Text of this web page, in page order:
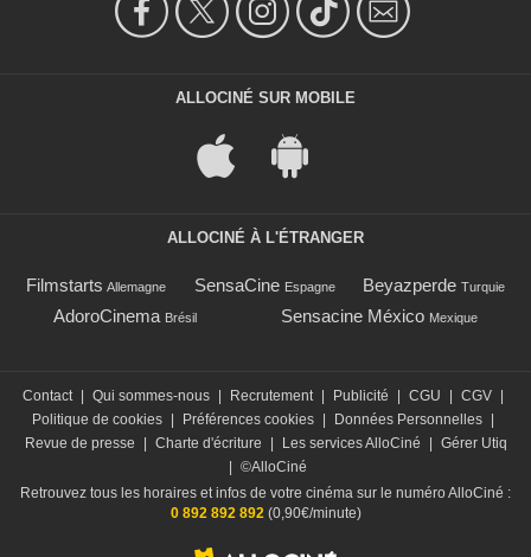
ALLOCINÉ SUR MOBILE
ALLOCINÉ À L'ÉTRANGER
Filmstarts Allemagne SensaCine Espagne Beyazperde Turquie
AdoroCinema Brésil Sensacine México Mexique
Contact | Qui sommes-nous | Recrutement | Publicité | CGU | CGV |
Politique de cookies | Préférences cookies | Données Personnelles |
Revue de presse
| Charte d'écriture | Les services AlloCiné | Gérer Utiq
| ©AlloCiné
Retrouvez tous les horaires et infos de votre cinéma sur le numéro AlloCiné :
0 892 892 892(0,90€/minute)